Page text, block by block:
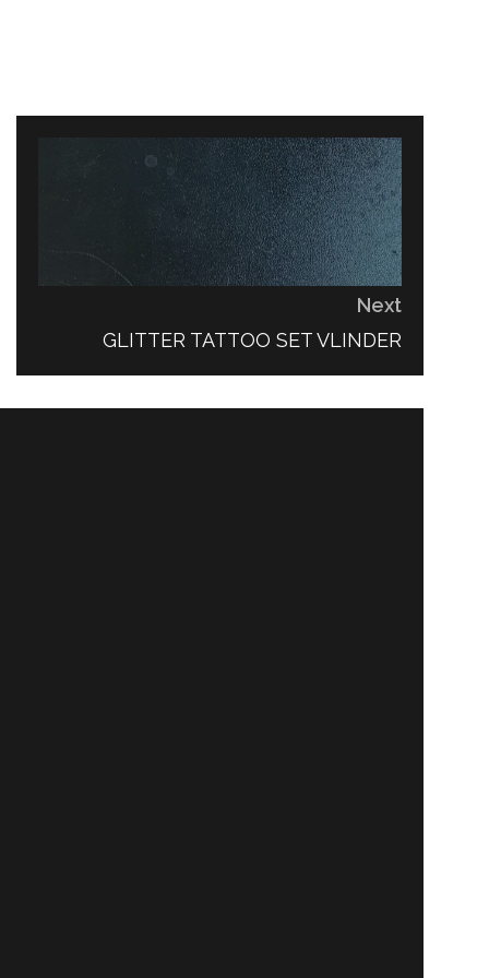
Next
NEXT
GLITTER TATTOO SET VLINDER